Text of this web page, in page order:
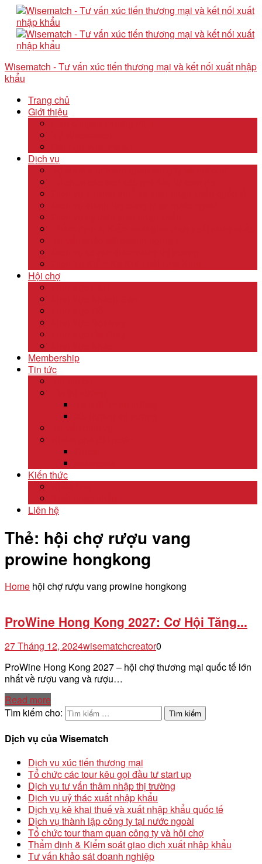
Wisematch - Tư vấn xúc tiến thương mại và kết nối xuất nhập
khẩu
Trang chủ
Giới thiệu
Dịch vụ
Hội chợ
Membership
Tin tức
Kiến thức
Liên hệ
Thẻ: hội chợ rượu vang
prowine hongkong
Home hội chợ rượu vang prowine hongkong
ProWine Hong Kong 2027: Cơ Hội Tăng...
27 Tháng 12, 2024wisematchcreator0
ProWine Hong Kong 2027 – hội chợ thương mại quốc tế lớn
nhất về rượu vang và rượu…
Read more
Tìm kiếm cho:
Dịch vụ của Wisematch
Dịch vụ xúc tiến thương mại
Tổ chức các tour kêu gọi đầu tư start up
Dịch vụ tư vấn thâm nhập thị trường
Dịch vụ uỷ thác xuất nhập khẩu
Dịch vụ kê khai thuế và xuất nhập khẩu quốc tế
Dịch vụ thành lập công ty tại nước ngoài
Tổ chức tour tham quan công ty và hội chợ
Thẩm định & Kiểm soát giao dịch xuất nhập khẩu
Tư vấn khảo sát doanh nghiệp